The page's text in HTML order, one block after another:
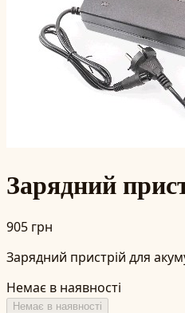
Зарядний
905 грн
Зарядний пристрій для
Немає в наявності
Немає в наявності